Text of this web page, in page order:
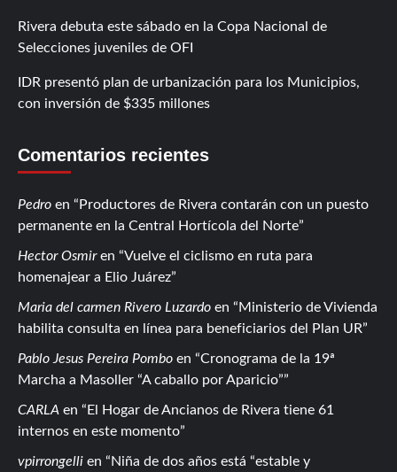
Rivera debuta este sábado en la Copa Nacional de
Selecciones juveniles de OFI
IDR presentó plan de urbanización para los Municipios,
con inversión de $335 millones
Comentarios recientes
Pedro en
Productores de Rivera contarán con un puesto
permanente en la Central Hortícola del Norte
Hector Osmiren
Vuelve el ciclismo en ruta para
homenajear a Elio Juárez
Maria del carmen Rivero Luzardo en
Ministerio de Vivienda
habilita consulta en línea para beneficiarios del Plan UR
Pablo Jesus Pereira Pombo en
Cronograma de la 19ª
Marcha a Masoller “A caballo por Aparicio”
CARLA en
El Hogar de Ancianos de Rivera tiene 61
internos en este momento
vpirrongelli en Niña de dos años está “estable y